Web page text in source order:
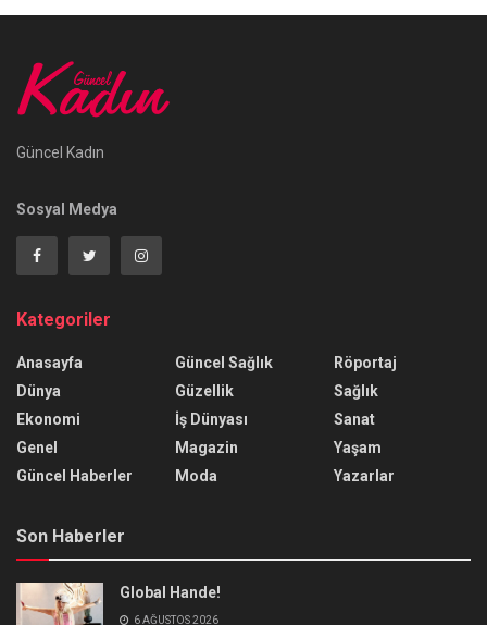
Güncel Kadın
Sosyal Medya
Kategoriler
Anasayfa
Dünya
Ekonomi
Genel
Güncel Haberler
Güncel Sağlık
Güzellik
İş Dünyası
Magazin
Moda
Röportaj
Sağlık
Sanat
Yaşam
Yazarlar
Son Haberler
Global Hande!
6 AĞUSTOS 2026